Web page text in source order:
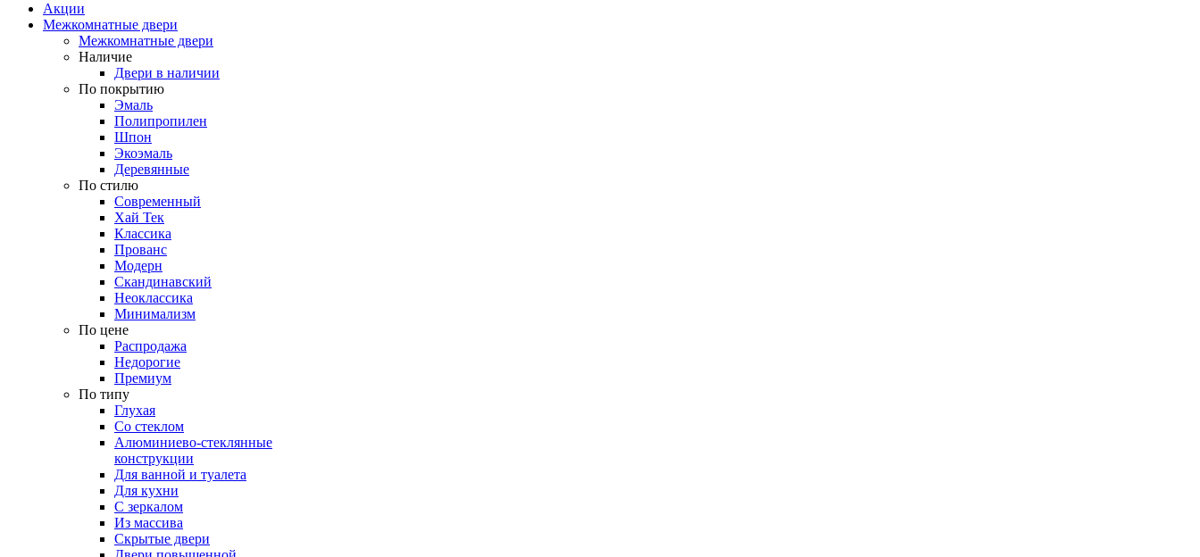
Акции
Межкомнатные двери
Межкомнатные двери
Наличие
Двери в наличии
По покрытию
Эмаль
Полипропилен
Шпон
Экоэмаль
Деревянные
По стилю
Современный
Хай Тек
Классика
Прованс
Модерн
Скандинавский
Неоклассика
Минимализм
По цене
Распродажа
Недорогие
Премиум
По типу
Глухая
Со стеклом
Алюминиево-стеклянные
конструкции
Для ванной и туалета
Для кухни
С зеркалом
Из массива
Скрытые двери